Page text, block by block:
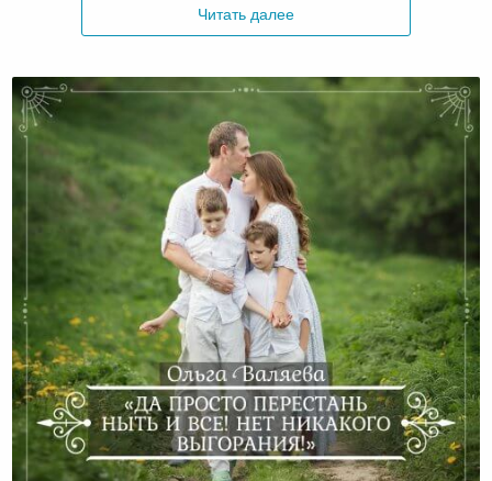
Читать далее